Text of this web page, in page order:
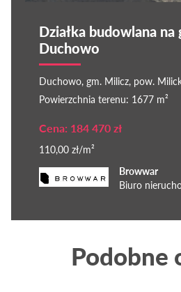
Działka budowlana
Duchowo
Duchowo, gm. Milicz, pow.
Powierzchnia terenu: 1677 m²
Cena: 184 470 zł
110,00 zł/m²
Browwar
Biuro
Podobne